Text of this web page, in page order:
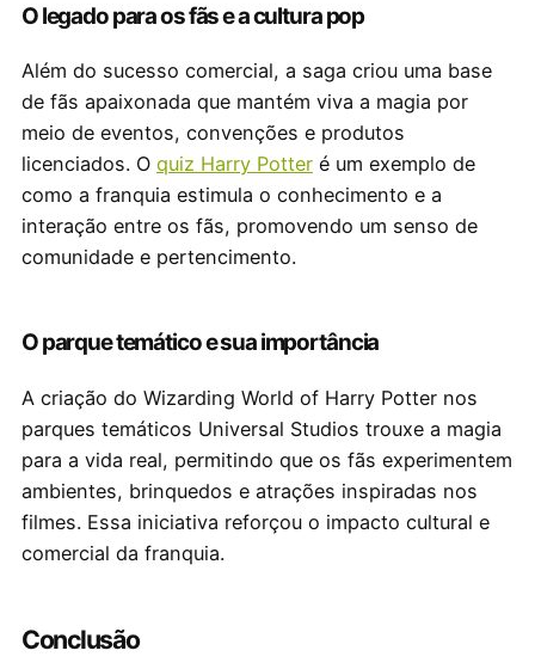
O legado para os fãs e a cultura pop
Além do sucesso comercial, a saga criou uma base
de fãs apaixonada que mantém viva a magia por
meio de eventos, convenções e produtos
licenciados. O quiz Harry Potteré um exemplo de
como a franquia estimula o conhecimento e a
interação entre os fãs, promovendo um senso de
comunidade e pertencimento.
O parque temático e sua importância
A criação do Wizarding World of Harry Potter nos
parques temáticos Universal Studios trouxe a magia
para a vida real, permitindo que os fãs experimentem
ambientes, brinquedos e atrações inspiradas nos
filmes. Essa iniciativa reforçou o impacto cultural e
comercial da franquia.
Conclusão